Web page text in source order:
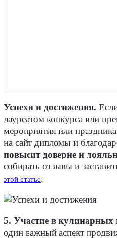
Успехи и достижения.
лауреатом конкурса или
мероприятия или
на сайт дипломы и
повысит доверие и
собирать отзывы и
этой статье.
5. Участие в кулинарных
один важный аспект